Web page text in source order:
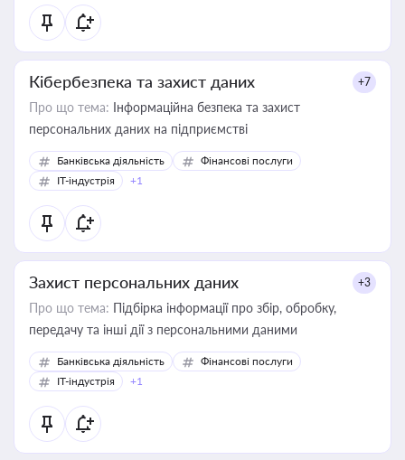
Кібербезпека та захист даних +7
Про що тема: Інформаційна безпека та захист
персональних даних на підприємстві
Банківська діяльність
Фінансові послуги
IT-індустрія
+1
Захист персональних даних +3
Про що тема: Підбірка інформації про збір, обробку,
передачу та інші дії з персональними даними
Банківська діяльність
Фінансові послуги
IT-індустрія
+1